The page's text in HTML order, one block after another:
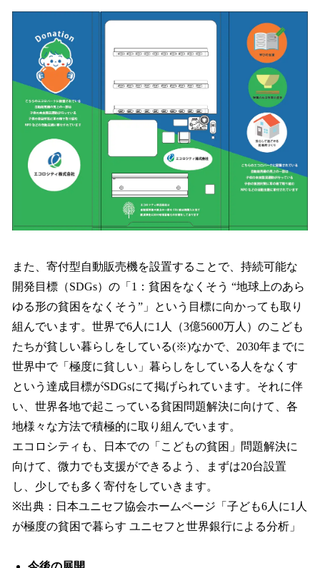
また、寄付型自動販売機を設置することで、持続可能な
開発目標（SDGs）の「1：貧困をなくそう “地球上のあら
ゆる形の貧困をなくそう”」という目標に向かっても取り
組んでいます。世界で6人に1人（3億5600万人）のこども
たちが貧しい暮らしをしている(※)なかで、2030年までに
世界中で「極度に貧しい」暮らしをしている人をなくす
という達成目標がSDGsにて掲げられています。それに伴
い、世界各地で起こっている貧困問題解決に向けて、各
地様々な方法で積極的に取り組んでいます。
エコロシティも、日本での「こどもの貧困」問題解決に
向けて、微力でも支援ができるよう、まずは20台設置
し、少しでも多く寄付をしていきます。
※出典：日本ユニセフ協会ホームページ「子ども6人に1人
が極度の貧困で暮らす ユニセフと世界銀行による分析」